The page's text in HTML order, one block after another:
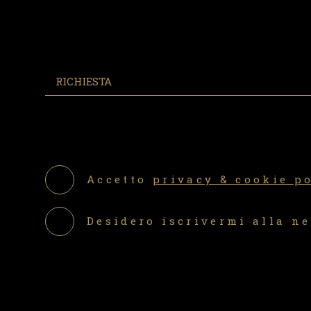
Accetto privacy & cookie
Desidero iscrivermi alla